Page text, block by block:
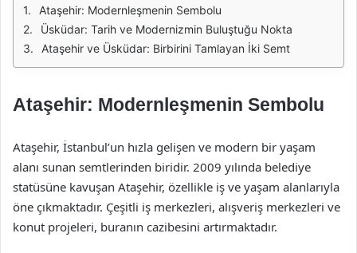
Ataşehir: Modernleşmenin Sembolu
Üsküdar: Tarih ve Modernizmin Buluştuğu Nokta
Ataşehir ve Üsküdar: Birbirini Tamlayan İki Semt
Ataşehir: Modernleşmenin Sembolu
Ataşehir, İstanbul’un hızla gelişen ve modern bir yaşam
alanı sunan semtlerinden biridir. 2009 yılında belediye
statüsüne kavuşan Ataşehir, özellikle iş ve yaşam alanlarıyla
öne çıkmaktadır. Çeşitli iş merkezleri, alışveriş merkezleri ve
konut projeleri, buranın cazibesini artırmaktadır.